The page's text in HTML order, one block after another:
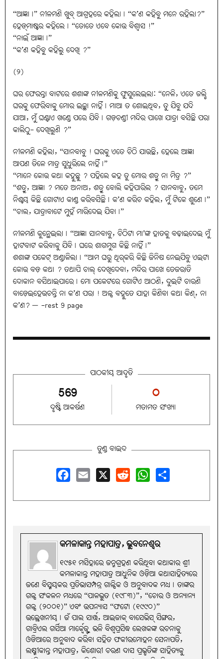
“ଆଜ୍ଞା୤” ନୀଳମଣି ଖୁବ୍ ଆଗ୍ରହରେ କହିଲା୤ “କ’ଣ କହିବୁ ମନେ ରହିଲା?”
ହେଡ୍‌ମାଷ୍ଟର କହିଲେ୤ “ତୋତେ ଏବେ କୋଉ ବିଶ୍ବାସ !”
“ନାଇଁ ଆଜ୍ଞା୤”
“କ’ଣ କହିବୁ କହିଲୁ ଦେଖି ?”
(୨)
ଘର ଫେରନ୍ତା ବାଟରେ ଶଶାଙ୍କ ନୀଳମଣିକୁ ଫୁସୁଲେଇଲା: “ନେଳି, ଏତେ ଜଲ୍ଦି
ଘରକୁ ଫେରିବାକୁ ମୋର ଇଚ୍ଛା ନାହିଁ୤ ମାଆ ତ ଶୋଇଥିବ, ତୁ ଯିବୁ ଯଦି
ଯାଆ, ମୁଁ ଘଣ୍ଟାଏ ଖଣ୍ଡେ ପରେ ଯିବି୤ ଗଡ଼ଚଣ୍ଡୀ ମନ୍ଦିର ପାଖେ ଯାତ୍ରା ବସିଛି ପରା
କାଲିଠୁ- ଦେଖିଲୁଣି ?”
ନୀଳମଣି କହିଲା, “ସାନବାବୁ ! ଘରକୁ ଏତେ ଚିଠି ଯାଉଛି, ହେଲେ ଆଜ୍ଞା
ଆପଣ ତିଳେ ମାତ୍ର ସୁଧୁରିଲେ ନାହିଁ୤”
“ମାନେ କୋଉ କଥା କହୁଛୁ ? ପହିଲେ କହ ତୁ ମୋର ଶତ୍ରୁ ନା ମିତ୍ର ?”
“ଶତ୍ରୁ, ଆଜ୍ଞା ? ମତେ ଅନାଅ, ଶତ୍ରୁ ବୋଲି କହିପାରିଲ ? ସାନବାବୁ, ତମେ
ନିଶ୍ଚୟ କିଛି ଗୋଟାଏ କାଣ୍ଡ କରିବସିଛି୤ କ’ଣ କରିଚ କହିଲ, ମୁଁ ଟିକେ ଶୁଣେ୤”
“ଚାଲ, ଯାତ୍ରାବାଟେ ମୁହଁ ମାରିଦେଇ ଯିବା୤”
ନୀଳମଣି କୁନ୍ଥେଇଲା୤ “ଆଜ୍ଞା ସାନବାବୁ, ଚିଠିଟା ମା’ଙ୍କ ହାତକୁ ବଢ଼ାଇଦେଇ ମୁଁ
ହାଟବାଟ କରିବାକୁ ଯିବି୤ ଘରେ ଶାଗମୁଗ କିଛି ନାହିଁ୤”
ଶଶାଙ୍କ ପକେଟ୍ ଅଣ୍ଡାଳିଲା୤ “ଆମ ଘରୁ ଥିର୍‌କରି କିଛି ଜିନିଷ ନେଇଯିବୁ ଏଇଟା
କୋଉ ବଡ଼ କଥା ? ତଥାପି ଚାଲ୍ ଦେଖିଦେବା, ମନ୍ଦିର ପାଖେ ତେଜରାତି
ଦୋକାନ ବସିଥାଇପାରେ୤ ମୋ ପକେଟରେ ଗୋଟିଏ ଆଠଣି, ଦୁଇଟି ଚାରଣି
ବାଡ଼େଇହେଉଚନ୍ତି ନା କ’ଣ ପରା ! ଅଳ୍ପ ବହୁତେ ଯାହା କିଣିବା କଥା କିଣ୍, ନା
କ’ଣ? — -rest 9 page
ପାଠକୀୟ ଆଦୃତି
569
ଦୃଷ୍ଟି ଆକର୍ଷଣ
୦
ମତାମତ ସଂଖ୍ୟା
ତୁଣ୍ଡ ବାଇଦ
କମଳାକାନ୍ତ ମହାପାତ୍ର, ଭୁବନେଶ୍ବର
୧୯୫୧ ମସିହାରେ ଜନ୍ମଗ୍ରହଣ କରିଥିବା କଥାକାର ଶ୍ରୀ
କମଳାକାନ୍ତ ମହାପାତ୍ର ଆଧୁନିକ ଓଡ଼ିଆ କଥାସାହିତ୍ୟରେ
ଜଣେ ବିସ୍ମୟକର ପ୍ରତିଭାସମ୍ପନ୍ନ ଗାଳ୍ପିକ ଓ ଅନୁବାଦକ ମଧ୍ୟ୤ ତାଙ୍କର
ଗଳ୍ପ ସଂକଳନ ମଧ୍ୟରେ “ପାଳଭୁତ (୧୯୮୩)”, “ଚୋର ଓ ଅନ୍ୟାନ୍ୟ
ଗଳ୍ପ (୨୦୦୧)” ଏବଂ ଉପନ୍ୟାସ “ଫଟୋ (୧୯୯୦)”
ଉଲ୍ଲେଖନୀୟ୤ ଜଁ ପାଲ ସାର୍ତ୍ତ, ଆଇଜାକ୍ ବାସେଭିସ୍ ସିଙ୍ଗର,
ଗାବ୍ରିଏଲ ଗର୍ସିଆ ମାର୍କ୍ବେଜ୍ଙ୍କ ଭଳି ବିଶ୍ବପ୍ରସିଦ୍ଧ ଲେଖକଙ୍କ ରଚନାକୁ
ଓଡିଆରେ ଅନୁବାଦ କରିବା ସହିତ ଫକୀରମୋହନ ସେନାପତି,
ଲକ୍ଷ୍ମୀକାନ୍ତ ମହାପାତ୍ର, କିଶୋରୀ ଚରଣ ଦାସ ପ୍ରଭୃତିଙ୍କ ସାହିତ୍ୟକୁ